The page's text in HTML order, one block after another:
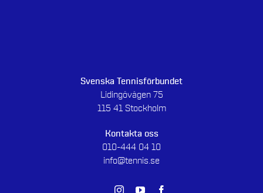
Svenska Tennisförbundet
Lidingövägen 75
115 41 Stockholm
Kontakta oss
010-444 04 10
info@tennis.se